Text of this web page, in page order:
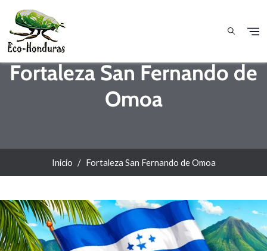
Fortaleza San Fernando de
Omoa
Inicio Fortaleza San Fernando de Omoa